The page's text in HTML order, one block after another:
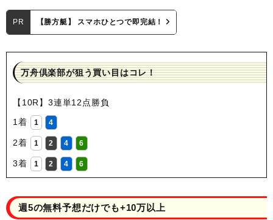
PR 【勝方艇】 スマホひとつで即完結！
万舟倶楽部が狙う買い目はコレ！
【10R】3連単12点勝負
1着
1 4
2着 1 2 4 6
3着 1 2 4 6
週5の無料予想だけでも+10万以上